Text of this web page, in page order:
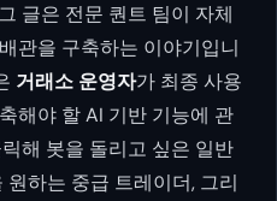
글은 전문 퀀트 팀이 자체
관을 구축하는 이야기입니
거래소 운영자가 최종 사용
해야 할 AI 기반 기능에 관
해 봇을 돌리고 싶은 일반
하는 중급 트레이더, 그리